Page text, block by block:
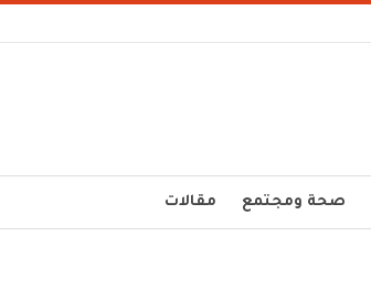
صحة ومجتمع مقالات